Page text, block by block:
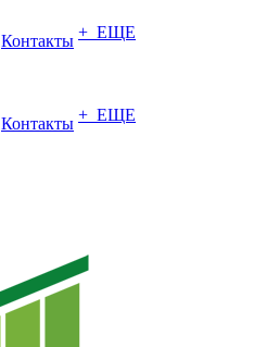
Контакты + ЕЩЕ
Контакты + ЕЩЕ